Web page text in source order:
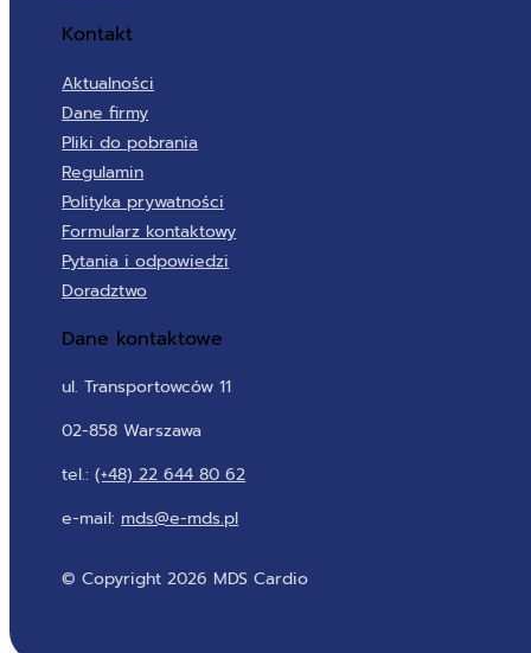
Kontakt
Aktualności
Dane firmy
Pliki do pobrania
Regulamin
Polityka prywatności
Formularz kontaktowy
Pytania i odpowiedzi
Doradztwo
Dane kontaktowe
ul. Transportowców 11
02-858 Warszawa
tel.:(+48) 22 644 80 62
e-mail: mds@e-mds.pl
© Copyright 2026 MDS Cardio